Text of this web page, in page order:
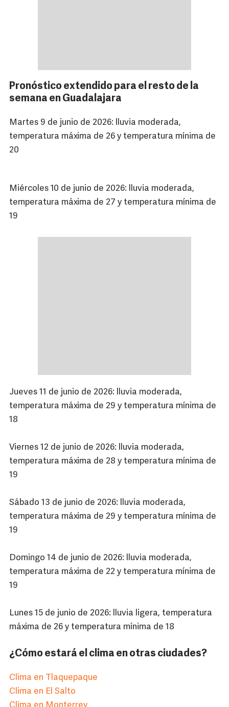
Pronóstico extendido para el resto de la
semana en Guadalajara
Martes 9 de junio de 2026: lluvia moderada,
temperatura máxima de 26 y temperatura mínima de
20
Miércoles 10 de junio de 2026: lluvia moderada,
temperatura máxima de 27 y temperatura mínima de
19
Jueves 11 de junio de 2026: lluvia moderada,
temperatura máxima de 29 y temperatura mínima de
18
Viernes 12 de junio de 2026: lluvia moderada,
temperatura máxima de 28 y temperatura mínima de
19
Sábado 13 de junio de 2026: lluvia moderada,
temperatura máxima de 29 y temperatura mínima de
19
Domingo 14 de junio de 2026: lluvia moderada,
temperatura máxima de 22 y temperatura mínima de
19
Lunes 15 de junio de 2026: lluvia ligera, temperatura
máxima de 26 y temperatura mínima de 18
¿Cómo estará el clima en otras ciudades?
Clima en Tlaquepaque
Clima en El Salto